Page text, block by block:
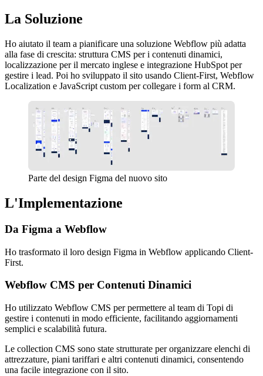
La Soluzione
Ho aiutato il team a pianificare una soluzione Webflow più adatta
alla fase di crescita: struttura CMS per i contenuti dinamici,
localizzazione per il mercato inglese e integrazione HubSpot per
gestire i lead. Poi ho sviluppato il sito usando Client-First, Webflow
Localization e JavaScript custom per collegare i form al CRM.
Parte del design Figma del nuovo sito
L'Implementazione
Da Figma a Webflow
Ho trasformato il loro design Figma in Webflow applicando Client-
First.
Webflow CMS per Contenuti Dinamici
Ho utilizzato Webflow CMS per permettere al team di Topi di
gestire i contenuti in modo efficiente, facilitando aggiornamenti
semplici e scalabilità futura.
Le collection CMS sono state strutturate per organizzare elenchi di
attrezzature, piani tariffari e altri contenuti dinamici, consentendo
una facile integrazione con il sito.